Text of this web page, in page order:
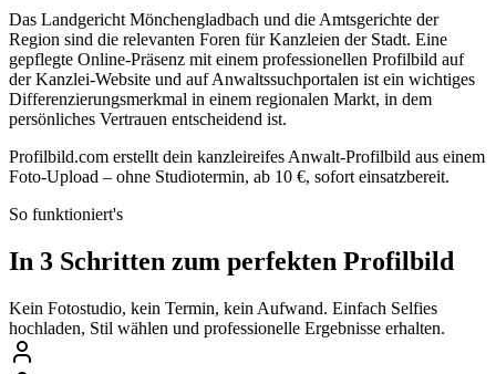
Das Landgericht Mönchengladbach und die Amtsgerichte der
Region sind die relevanten Foren für Kanzleien der Stadt. Eine
gepflegte Online-Präsenz mit einem professionellen Profilbild auf
der Kanzlei-Website und auf Anwaltssuchportalen ist ein wichtiges
Differenzierungsmerkmal in einem regionalen Markt, in dem
persönliches Vertrauen entscheidend ist.
Profilbild.com erstellt dein kanzleireifes Anwalt-Profilbild aus einem
Foto-Upload – ohne Studiotermin, ab 10 €, sofort einsatzbereit.
So funktioniert's
In 3 Schritten zum perfekten Profilbild
Kein Fotostudio, kein Termin, kein Aufwand. Einfach Selfies
hochladen, Stil wählen und professionelle Ergebnisse erhalten.